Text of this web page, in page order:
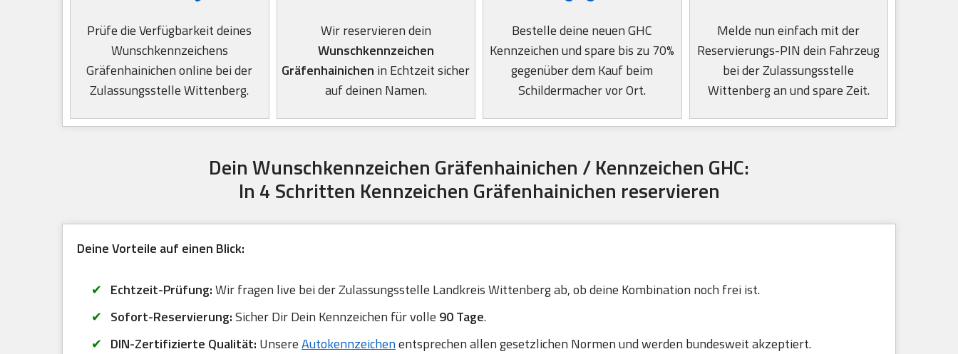
Prüfe die Verfügbarkeit deines
Wunschkennzeichens
Gräfenhainichen online bei der
Zulassungsstelle Wittenberg.
Wir reservieren dein
Wunschkennzeichen
Gräfenhainichen in Echtzeit sicher
auf deinen Namen.
Bestelle deine neuen GHC
Kennzeichen und spare bis zu 70%
gegenüber dem Kauf beim
Schildermacher vor Ort.
Melde nun einfach mit der
Reservierungs-PIN dein Fahrzeug
bei der Zulassungsstelle
Wittenberg an und spare Zeit.
Dein Wunschkennzeichen Gräfenhainichen / Kennzeichen GHC:
In 4 Schritten Kennzeichen Gräfenhainichen reservieren
Deine Vorteile auf einen Blick:
Echtzeit-Prüfung:Wir fragen live bei der Zulassungsstelle Landkreis Wittenberg ab, ob deine Kombination noch frei ist.
Sofort-Reservierung:Sicher Dir Dein Kennzeichen für volle 90 Tage.
DIN-Zertifizierte Qualität: UnsereAutokennzeichenentsprechen allen gesetzlichen Normen und werden bundesweit akzeptiert.